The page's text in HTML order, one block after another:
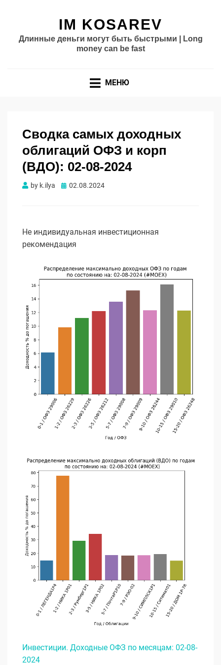
IM KOSAREV
Длинные деньги могут быть быстрыми | Long
money can be fast
МЕНЮ
Сводка самых доходных
облигаций ОФЗ и корп
(ВДО): 02-08-2024
by k.ilya Опубликовано
02.08.2024
Не индивидуальная инвестиционная
рекомендация
Инвестиции. Доходные ОФЗ по месяцам: 02-08-
2024